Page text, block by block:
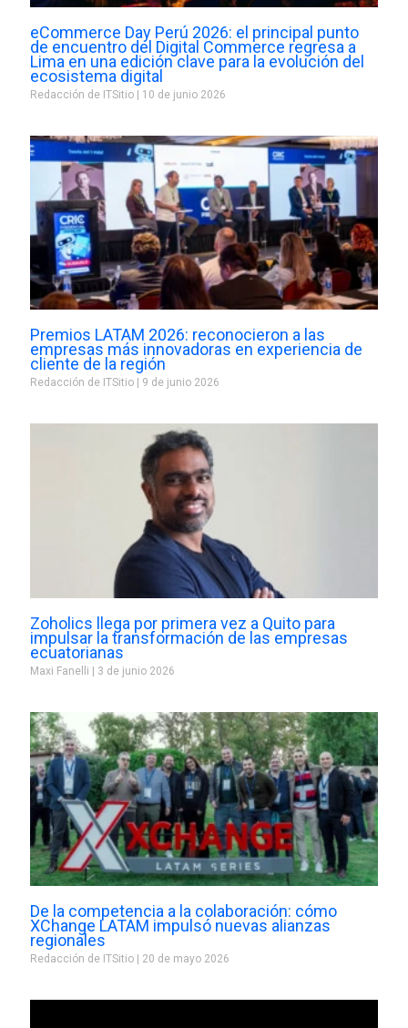
eCommerce Day Perú 2026: el principal punto
de encuentro del Digital Commerce regresa a
Lima en una edición clave para la evolución del
ecosistema digital
Redacción de ITSitio 10 de junio 2026
Premios LATAM 2026: reconocieron a las
empresas más innovadoras en experiencia de
cliente de la región
Redacción de ITSitio 9 de junio 2026
Zoholics llega por primera vez a Quito para
impulsar la transformación de las empresas
ecuatorianas
Maxi Fanelli 3 de junio 2026
De la competencia a la colaboración: cómo
XChange LATAM impulsó nuevas alianzas
regionales
Redacción de ITSitio 20 de mayo 2026